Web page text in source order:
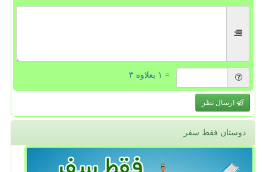
= ۱ بعلاوه ۳
ارسال نظر
دوستان فقط سفر